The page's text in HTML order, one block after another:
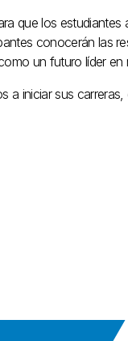
que los estudiantes
conocerán las
un futuro líder en
a iniciar sus